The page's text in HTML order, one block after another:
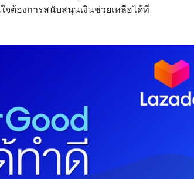
จต้องการสนับสนุนเงินช่วยเหลือได้ที่